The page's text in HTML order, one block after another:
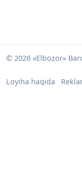
© 2026 «Elbozor»
Loyiha haqida